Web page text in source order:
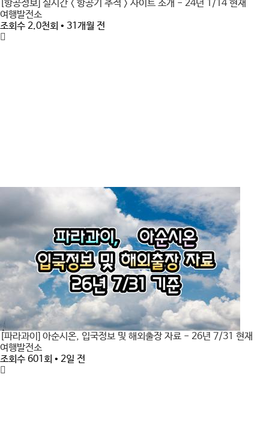
[항공정보] 실시간 < 항공기 추적 > 사이트 소개 - 24년 1/14 현재
여행발전소
조회수 2.0천회 • 31개월 전
[파라과이] 아순시온, 입국정보 및 해외출장 자료 - 26년 7/31 현재
여행발전소
조회수 601회 • 2일 전